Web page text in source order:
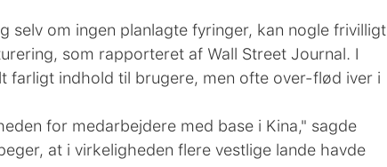
om ingen planlagte fyringer, kan nogle frivilligt
som rapporteret af Wall Street Journal. I
farligt indhold til brugere, men ofte over-flød iver i
for medarbejdere med base i Kina," sagde
at i virkeligheden flere vestlige lande havde